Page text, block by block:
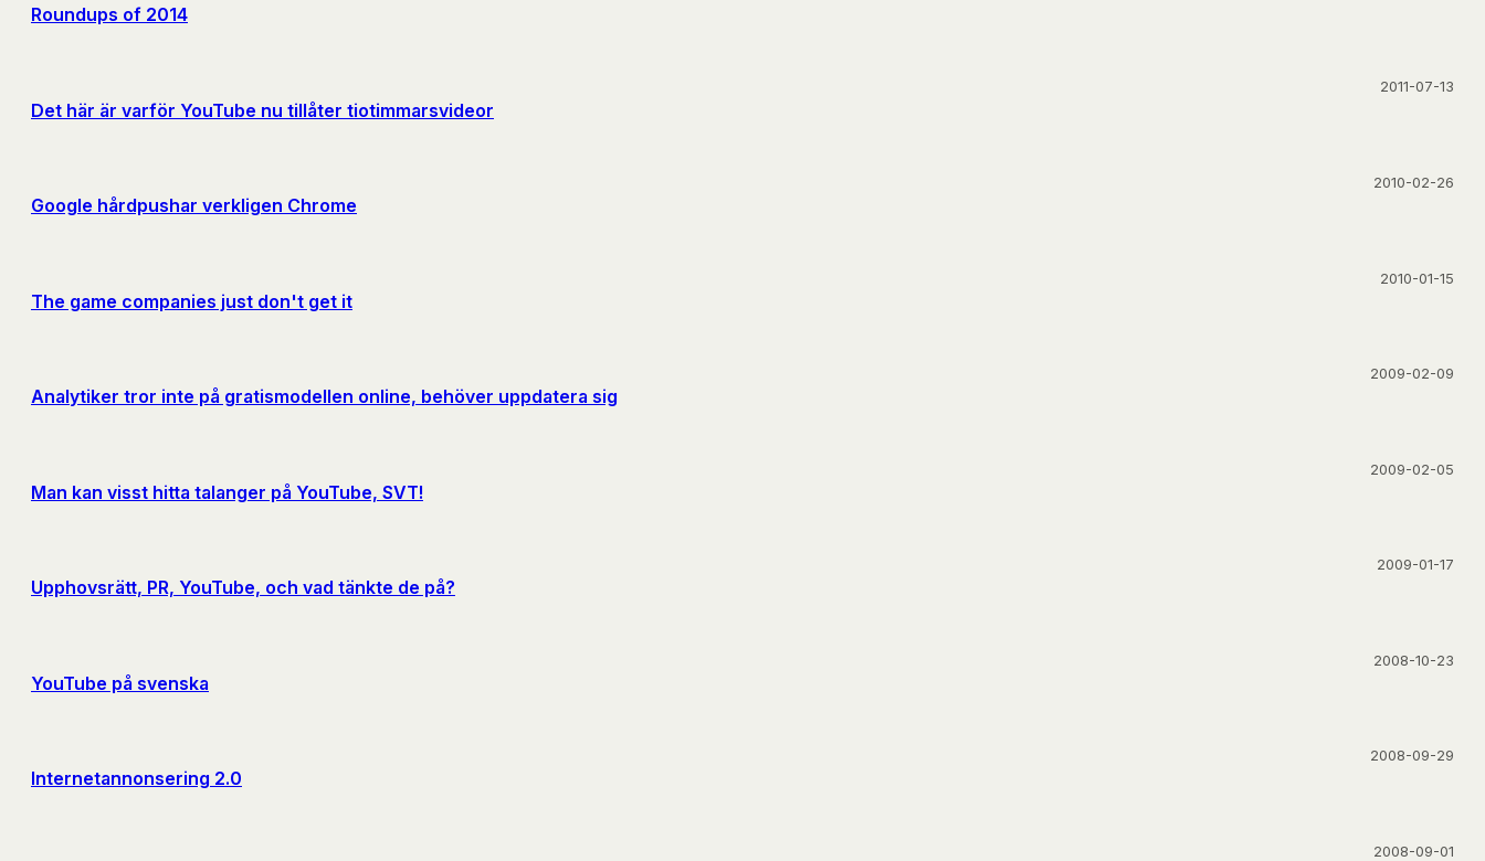
Roundups of 2014
Det här är varför YouTube nu tillåter tiotimmarsvideor
2011-07-13
Google hårdpushar verkligen Chrome
2010-02-26
The game companies just don't get it
2010-01-15
Analytiker tror inte på gratismodellen online, behöver uppdatera sig
2009-02-09
Man kan visst hitta talanger på YouTube, SVT!
2009-02-05
Upphovsrätt, PR, YouTube, och vad tänkte de på?
2009-01-17
YouTube på svenska
2008-10-23
Internetannonsering 2.0
2008-09-29
2008-09-01